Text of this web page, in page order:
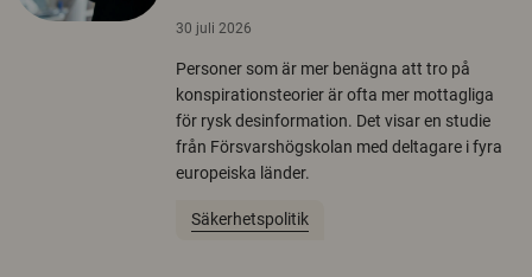
30 juli 2026
Personer som är mer benägna att tro på
konspirationsteorier är ofta mer mottagliga
för rysk desinformation. Det visar en studie
från Försvarshögskolan med deltagare i fyra
europeiska länder.
Säkerhetspolitik